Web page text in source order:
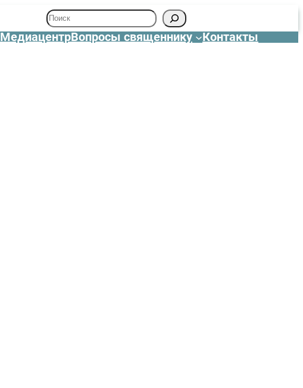
Поиск
МедиацентрВопросы священнику Контакты